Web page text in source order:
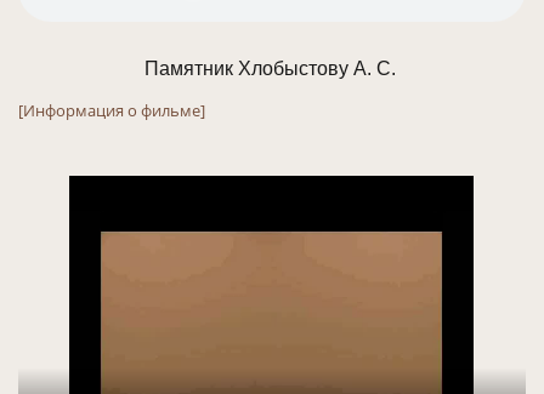
Памятник Хлобыстову А. С.
[Информация о фильме]